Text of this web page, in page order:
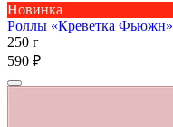
Новинка
Роллы «Креветка Фьюжн»
250 г
590 ₽